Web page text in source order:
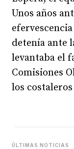
Unos años
detenía ante
levantaba el
Comisiones
los costaleros
ÚLTIMAS NOTICIAS